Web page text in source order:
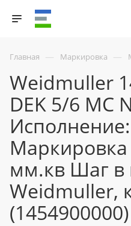
Главная — Маркировка —
Weidmuller
DEK 5/6 MC
мм.кв Шаг в
Weidmuller,
(1454900000)